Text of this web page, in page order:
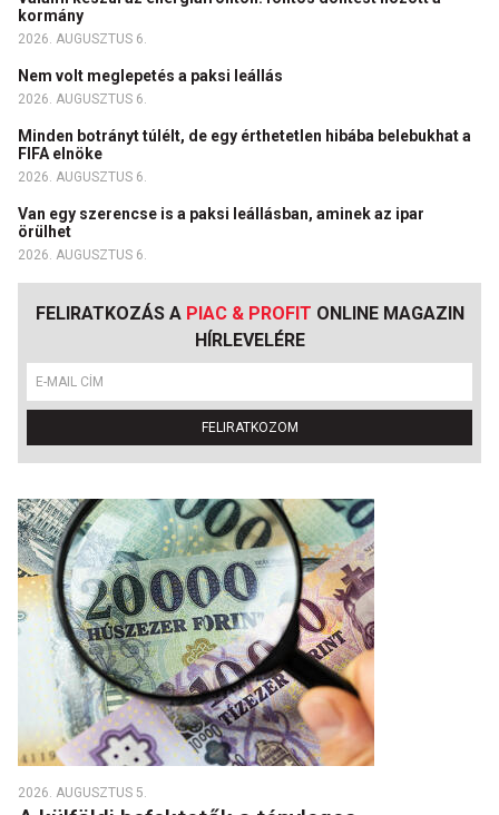
kormány
2026. AUGUSZTUS 6.
Nem volt meglepetés a paksi leállás
2026. AUGUSZTUS 6.
Minden botrányt túlélt, de egy érthetetlen hibába belebukhat a
FIFA elnöke
2026. AUGUSZTUS 6.
Van egy szerencse is a paksi leállásban, aminek az ipar
örülhet
2026. AUGUSZTUS 6.
FELIRATKOZÁS A PIAC & PROFIT ONLINE MAGAZIN
HÍRLEVELÉRE
FELIRATKOZOM
2026. AUGUSZTUS 5.